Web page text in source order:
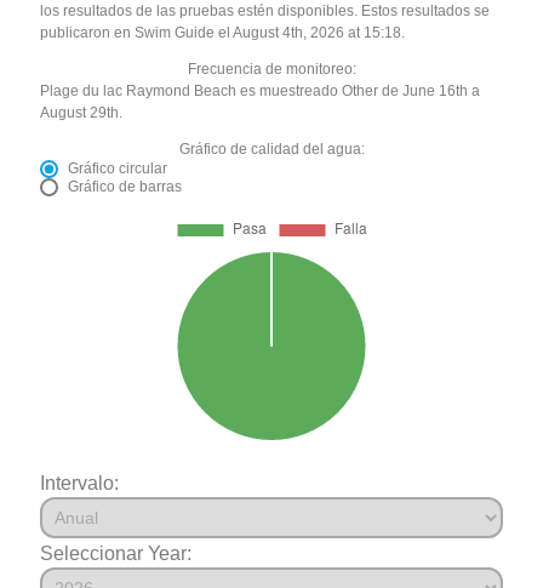
los resultados de las pruebas estén disponibles. Estos resultados se
publicaron en Swim Guide el August 4th, 2026 at 15:18.
Frecuencia de monitoreo:
Plage du lac Raymond Beach es muestreado Other de June 16th a
August 29th.
Gráfico de calidad del agua:
Gráfico circular
Gráfico de barras
Intervalo:
Seleccionar Year: